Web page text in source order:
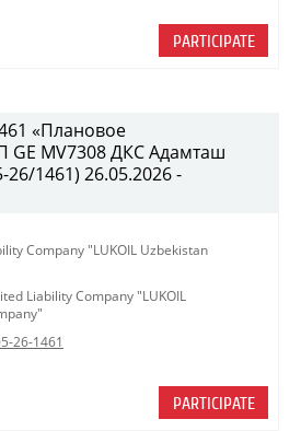
PARTICIPATE
«Плановое
GE MV7308 ДКС Адамташ
26/1461) 26.05.2026 -
Company "LUKOIL Uzbekistan
Liability Company "LUKOIL
26-1461
PARTICIPATE